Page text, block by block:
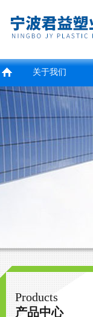
宁波君益塑业有限公司
关于我们
Products
产品中心